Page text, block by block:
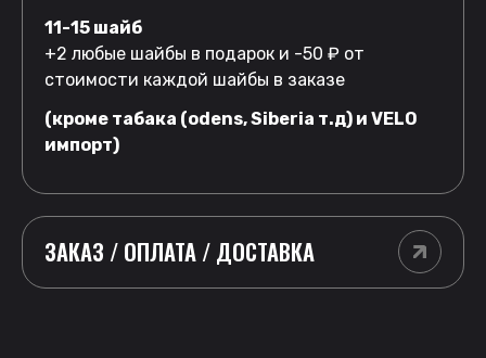
11-15 шайб
+2 любые шайбы в подарок и -50 ₽ от
стоимости каждой шайбы в заказе
(кроме табака (odens, Siberia т.д) и VELO
импорт)
ЗАКАЗ / ОПЛАТА / ДОСТАВКА